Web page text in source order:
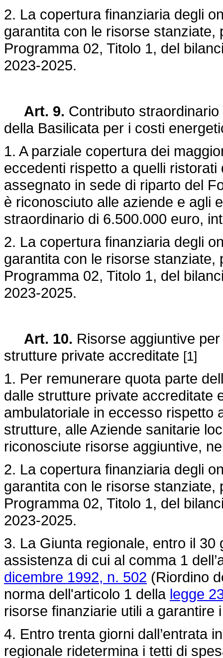
2. La copertura finanziaria degli
garantita con le risorse stanziate,
Programma 02, Titolo 1, del
2023-2025.
Art. 9. Contributo
della Basilicata per i costi
1. A parziale copertura dei
eccedenti rispetto a quelli
assegnato in sede di riparto del
è riconosciuto alle aziende e agli
straordinario di 6.500.000 euro,
2. La copertura finanziaria degli
garantita con le risorse stanziate,
Programma 02, Titolo 1, del
2023-2025.
Art. 10. Risorse aggiuntive
strutture private accreditate [1]
1. Per remunerare quota parte
dalle strutture private accreditate
ambulatoriale in eccesso rispetto
strutture, alle Aziende sanitarie
riconosciute risorse aggiuntive,
2. La copertura finanziaria degli
garantita con le risorse stanziate,
Programma 02, Titolo 1, del
2023-2025.
3. La Giunta regionale, entro il
assistenza di cui al comma 1
dicembre 1992, n. 502 (Riordino
norma dell'articolo 1 della legge
risorse finanziarie utili a garantire
4. Entro trenta giorni dall’entrata
regionale ridetermina i tetti di